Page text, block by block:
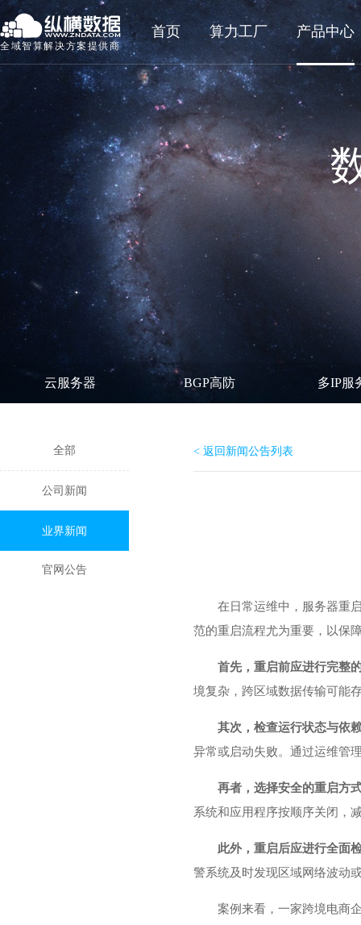
全域智算解决方案提供商
首页 算力工厂 产品中心
云服务器 BGP高防 多IP服
全部
公司新闻
业界新闻
官网公告
< 返回新闻公告列表
在日常运维中，服务器重
范的重启流程尤为重要，以保
首先，重启前应进行完整
境复杂，跨区域数据传输可能
其次，检查运行状态与依
异常或启动失败。通过运维管
再者，选择安全的重启方
系统和应用程序按顺序关闭，
此外，重启后应进行全面
警系统及时发现区域网络波动
案例来看，一家跨境电商